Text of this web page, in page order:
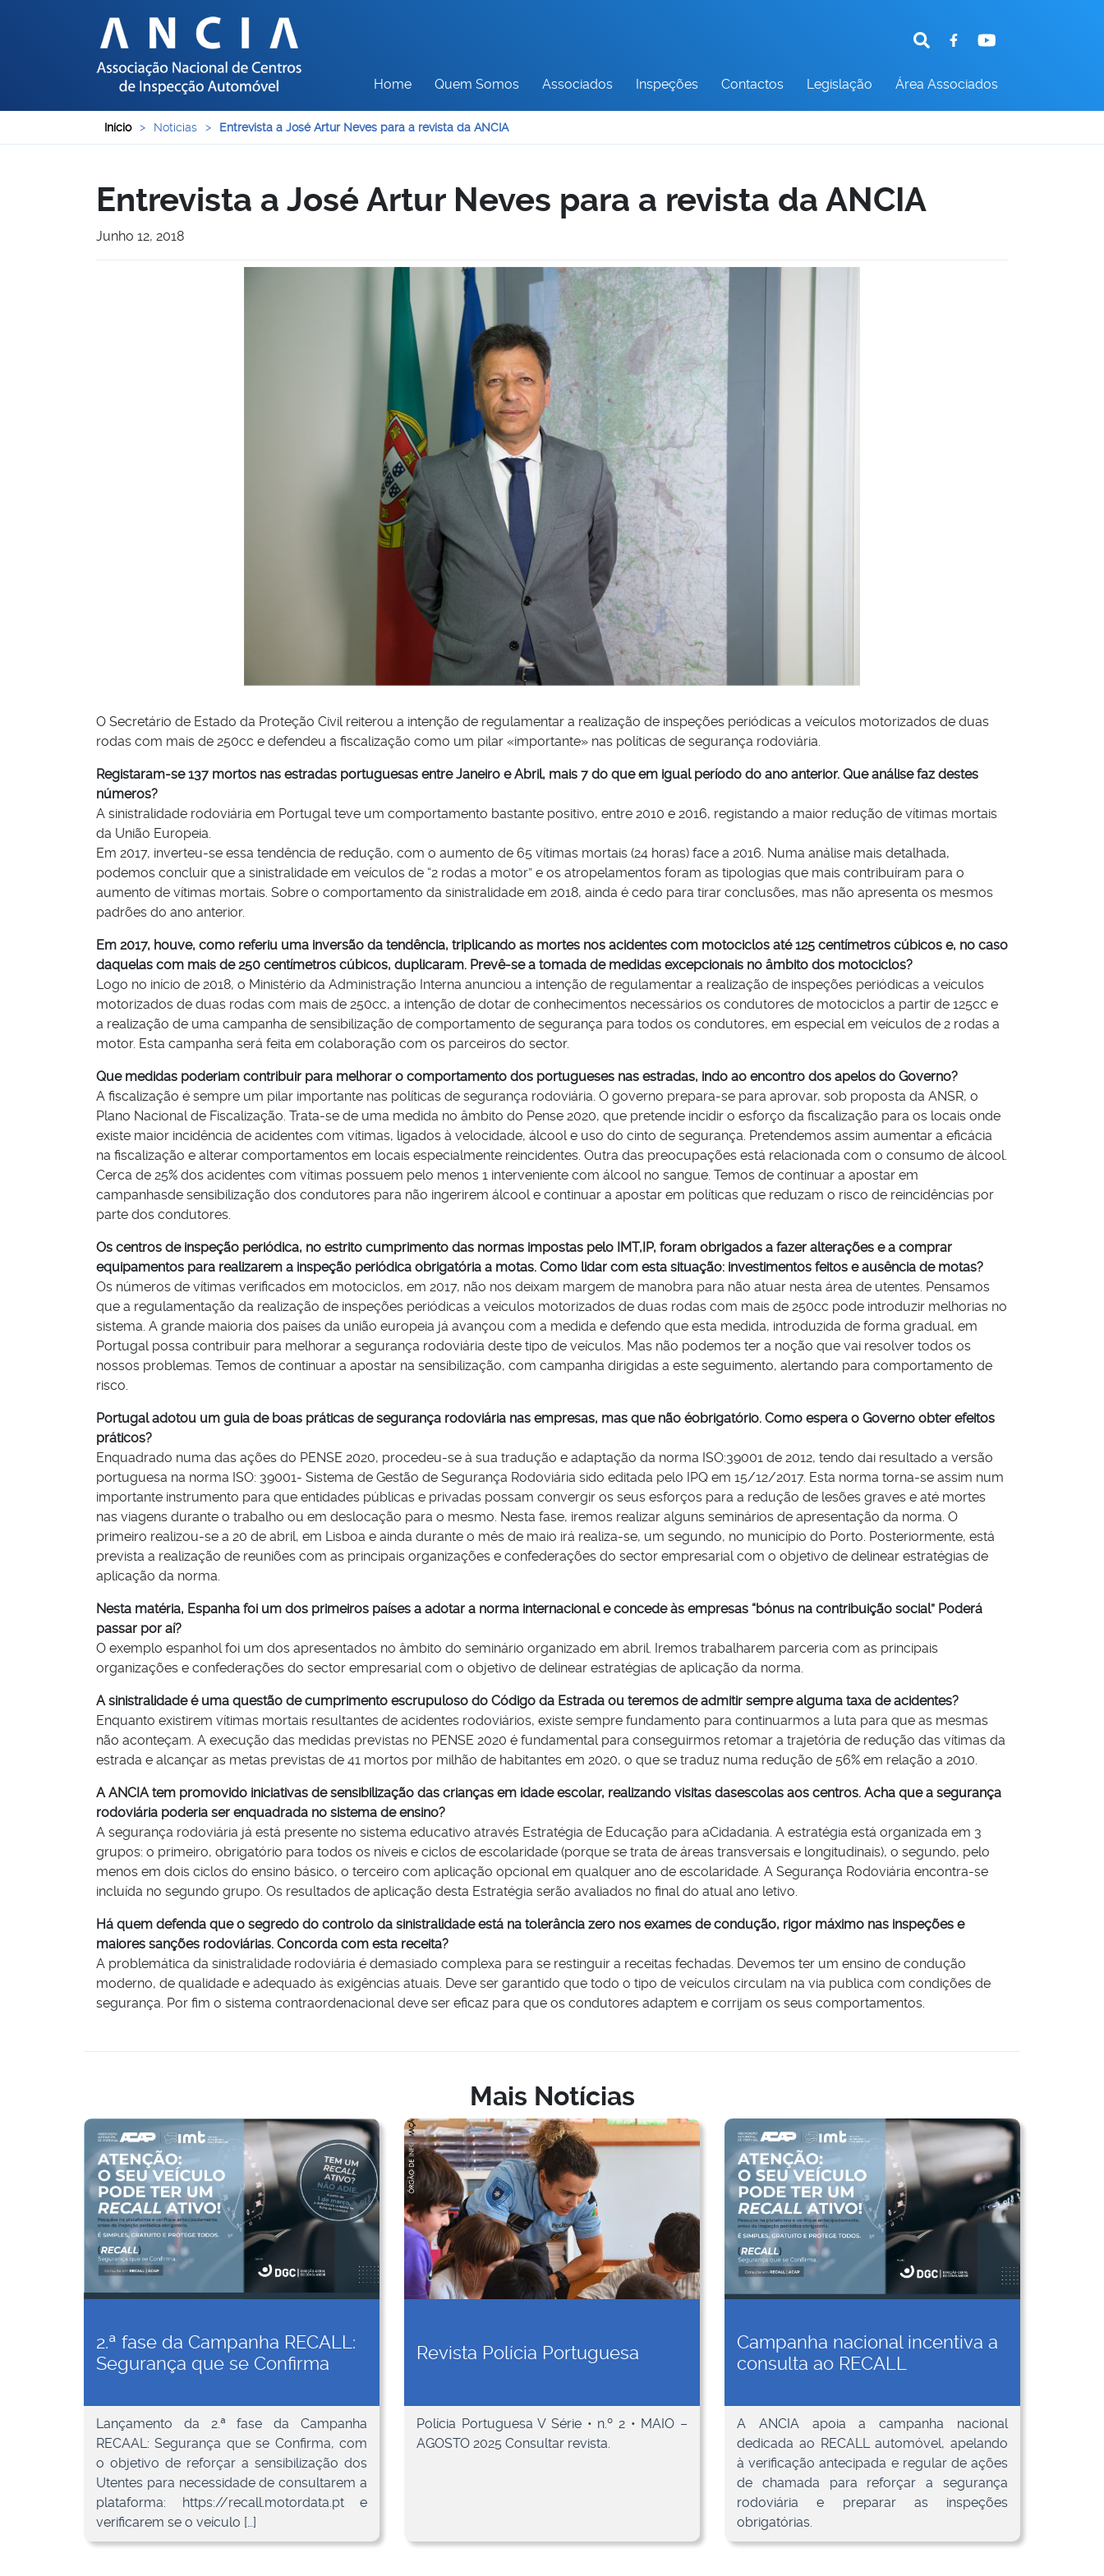
Home Quem Somos Associados Inspeções Contactos Legislação Área Associados
Início > Noticias > Entrevista a José Artur Neves para a revista da ANCIA
Entrevista a José Artur Neves para a revista da ANCIA
Junho 12, 2018
O Secretário de Estado da Proteção Civil reiterou a intenção de regulamentar a realização de inspeções periódicas a veículos motorizados de duas
rodas com mais de 250cc e defendeu a fiscalização como um pilar «importante» nas políticas de segurança rodoviária.
Registaram-se 137 mortos nas estradas portuguesas entre Janeiro e Abril, mais 7 do que em igual período do ano anterior. Que análise faz destes
números?
A sinistralidade rodoviária em Portugal teve um comportamento bastante positivo, entre 2010 e 2016, registando a maior redução de vítimas mortais
da União Europeia.
Em 2017, inverteu-se essa tendência de redução, com o aumento de 65 vítimas mortais (24 horas) face a 2016. Numa análise mais detalhada,
podemos concluir que a sinistralidade em veículos de “2 rodas a motor” e os atropelamentos foram as tipologias que mais contribuíram para o
aumento de vítimas mortais. Sobre o comportamento da sinistralidade em 2018, ainda é cedo para tirar conclusões, mas não apresenta os mesmos
padrões do ano anterior.
Em 2017, houve, como referiu uma inversão da tendência, triplicando as mortes nos acidentes com motociclos até 125 centímetros cúbicos e, no caso
daquelas com mais de 250 centímetros cúbicos, duplicaram. Prevê-se a tomada de medidas excepcionais no âmbito dos motociclos?
Logo no início de 2018, o Ministério da Administração Interna anunciou a intenção de regulamentar a realização de inspeções periódicas a veículos
motorizados de duas rodas com mais de 250cc, a intenção de dotar de conhecimentos necessários os condutores de motociclos a partir de 125cc e
a realização de uma campanha de sensibilização de comportamento de segurança para todos os condutores, em especial em veículos de 2 rodas a
motor. Esta campanha será feita em colaboração com os parceiros do sector.
Que medidas poderiam contribuir para melhorar o comportamento dos portugueses nas estradas, indo ao encontro dos apelos do Governo?
A fiscalização é sempre um pilar importante nas políticas de segurança rodoviária. O governo prepara-se para aprovar, sob proposta da ANSR, o
Plano Nacional de Fiscalização. Trata-se de uma medida no âmbito do Pense 2020, que pretende incidir o esforço da fiscalização para os locais onde
existe maior incidência de acidentes com vítimas, ligados à velocidade, álcool e uso do cinto de segurança. Pretendemos assim aumentar a eficácia
na fiscalização e alterar comportamentos em locais especialmente reincidentes. Outra das preocupações está relacionada com o consumo de álcool.
Cerca de 25% dos acidentes com vítimas possuem pelo menos 1 interveniente com álcool no sangue. Temos de continuar a apostar em
campanhasde sensibilização dos condutores para não ingerirem álcool e continuar a apostar em políticas que reduzam o risco de reincidências por
parte dos condutores.
Os centros de inspeção periódica, no estrito cumprimento das normas impostas pelo IMT,IP, foram obrigados a fazer alterações e a comprar
equipamentos para realizarem a inspeção periódica obrigatória a motas. Como lidar com esta situação: investimentos feitos e ausência de motas?
Os números de vítimas verificados em motociclos, em 2017, não nos deixam margem de manobra para não atuar nesta área de utentes. Pensamos
que a regulamentação da realização de inspeções periódicas a veículos motorizados de duas rodas com mais de 250cc pode introduzir melhorias no
sistema. A grande maioria dos países da união europeia já avançou com a medida e defendo que esta medida, introduzida de forma gradual, em
Portugal possa contribuir para melhorar a segurança rodoviária deste tipo de veículos. Mas não podemos ter a noção que vai resolver todos os
nossos problemas. Temos de continuar a apostar na sensibilização, com campanha dirigidas a este seguimento, alertando para comportamento de
risco.
Portugal adotou um guia de boas práticas de segurança rodoviária nas empresas, mas que não éobrigatório. Como espera o Governo obter efeitos
práticos?
Enquadrado numa das ações do PENSE 2020, procedeu-se à sua tradução e adaptação da norma ISO:39001 de 2012, tendo dai resultado a versão
portuguesa na norma ISO: 39001- Sistema de Gestão de Segurança Rodoviária sido editada pelo IPQ em 15/12/2017. Esta norma torna-se assim num
importante instrumento para que entidades públicas e privadas possam convergir os seus esforços para a redução de lesões graves e até mortes
nas viagens durante o trabalho ou em deslocação para o mesmo. Nesta fase, iremos realizar alguns seminários de apresentação da norma. O
primeiro realizou-se a 20 de abril, em Lisboa e ainda durante o mês de maio irá realiza-se, um segundo, no município do Porto. Posteriormente, está
prevista a realização de reuniões com as principais organizações e confederações do sector empresarial com o objetivo de delinear estratégias de
aplicação da norma.
Nesta matéria, Espanha foi um dos primeiros países a adotar a norma internacional e concede às empresas “bónus na contribuição social” Poderá
passar por aí?
O exemplo espanhol foi um dos apresentados no âmbito do seminário organizado em abril. Iremos trabalharem parceria com as principais
organizações e confederações do sector empresarial com o objetivo de delinear estratégias de aplicação da norma.
A sinistralidade é uma questão de cumprimento escrupuloso do Código da Estrada ou teremos de admitir sempre alguma taxa de acidentes?
Enquanto existirem vítimas mortais resultantes de acidentes rodoviários, existe sempre fundamento para continuarmos a luta para que as mesmas
não aconteçam. A execução das medidas previstas no PENSE 2020 é fundamental para conseguirmos retomar a trajetória de redução das vítimas da
estrada e alcançar as metas previstas de 41 mortos por milhão de habitantes em 2020, o que se traduz numa redução de 56% em relação a 2010.
A ANCIA tem promovido iniciativas de sensibilização das crianças em idade escolar, realizando visitas dasescolas aos centros. Acha que a segurança
rodoviária poderia ser enquadrada no sistema de ensino?
A segurança rodoviária já está presente no sistema educativo através Estratégia de Educação para aCidadania. A estratégia está organizada em 3
grupos: o primeiro, obrigatório para todos os níveis e ciclos de escolaridade (porque se trata de áreas transversais e longitudinais), o segundo, pelo
menos em dois ciclos do ensino básico, o terceiro com aplicação opcional em qualquer ano de escolaridade. A Segurança Rodoviária encontra-se
incluída no segundo grupo. Os resultados de aplicação desta Estratégia serão avaliados no final do atual ano letivo.
Há quem defenda que o segredo do controlo da sinistralidade está na tolerância zero nos exames de condução, rigor máximo nas inspeções e
maiores sanções rodoviárias. Concorda com esta receita?
A problemática da sinistralidade rodoviária é demasiado complexa para se restinguir a receitas fechadas. Devemos ter um ensino de condução
moderno, de qualidade e adequado às exigências atuais. Deve ser garantido que todo o tipo de veículos circulam na via publica com condições de
segurança. Por fim o sistema contraordenacional deve ser eficaz para que os condutores adaptem e corrijam os seus comportamentos.
Mais Notícias
2.ª fase da Campanha RECALL:
Segurança que se Confirma
Lançamento da 2.ª fase da Campanha
RECAAL: Segurança que se Confirma, com
o objetivo de reforçar a sensibilização dos
Utentes para necessidade de consultarem a
plataforma: https://recall.motordata.pt e
verificarem se o veículo […]
Revista Polícia Portuguesa
Polícia Portuguesa V Série • n.º 2 • MAIO –
AGOSTO 2025 Consultar revista.
Campanha nacional incentiva a
consulta ao RECALL
A ANCIA apoia a campanha nacional
dedicada ao RECALL automóvel, apelando
à verificação antecipada e regular de ações
de chamada para reforçar a segurança
rodoviária e preparar as inspeções
obrigatórias.